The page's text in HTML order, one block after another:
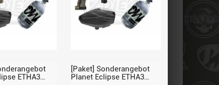
ETHA3
[Paket] Sonderangebot
Planet Eclipse ETHA3